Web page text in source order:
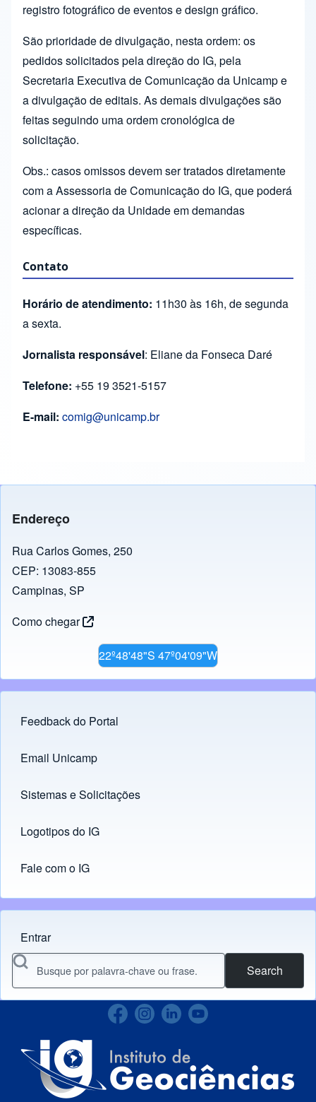
registro fotográfico de eventos e design gráfico.
São prioridade de divulgação, nesta ordem: os
pedidos solicitados pela direção do IG, pela
Secretaria Executiva de Comunicação da Unicamp e
a divulgação de editais. As demais divulgações são
feitas seguindo uma ordem cronológica de
solicitação.
Obs.: casos omissos devem ser tratados diretamente
com a Assessoria de Comunicação do IG, que poderá
acionar a direção da Unidade em demandas
específicas.
Contato
Horário de atendimento: 11h30 às 16h, de segunda
a sexta.
Jornalista responsável: Eliane da Fonseca Daré
Telefone: +55 19 3521-5157
E-mail: comig@unicamp.br
Endereço
Rua Carlos Gomes, 250
CEP: 13083-855
Campinas, SP
Como chegar
22º48'48"S 47º04'09"W
Footer menu
Feedback do Portal
Links
Email Unicamp
(opens in new tab)
Sistemas e Solicitações
(opens in new tab)
Logotipos do IG
(opens in new tab)
Fale com o IG
Menu do usuário
Entrar
Search